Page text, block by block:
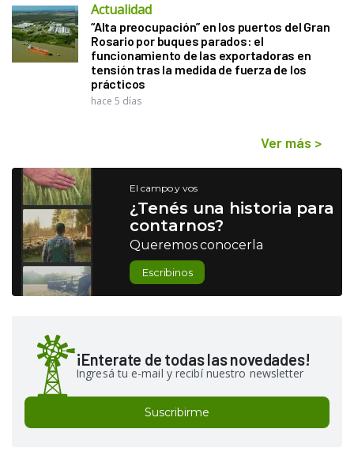
Actualidad
“Alta preocupación” en los puertos del Gran
Rosario por buques parados: el
funcionamiento de las exportadoras en
tensión tras la medida de fuerza de los
prácticos
hace 5 días
Ver más >
El campo y vos
¿Tenés una historia para
contarnos?
Queremos conocerla
Escribinos
¡Enterate de todas las novedades!
Ingresá tu e-mail y recibí nuestro newsletter
Suscribirme